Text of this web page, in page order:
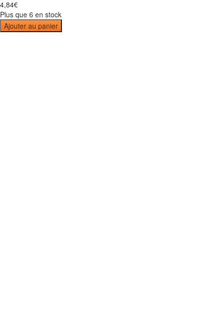
4,84€
Plus que 6 en stock
Ajouter au panier